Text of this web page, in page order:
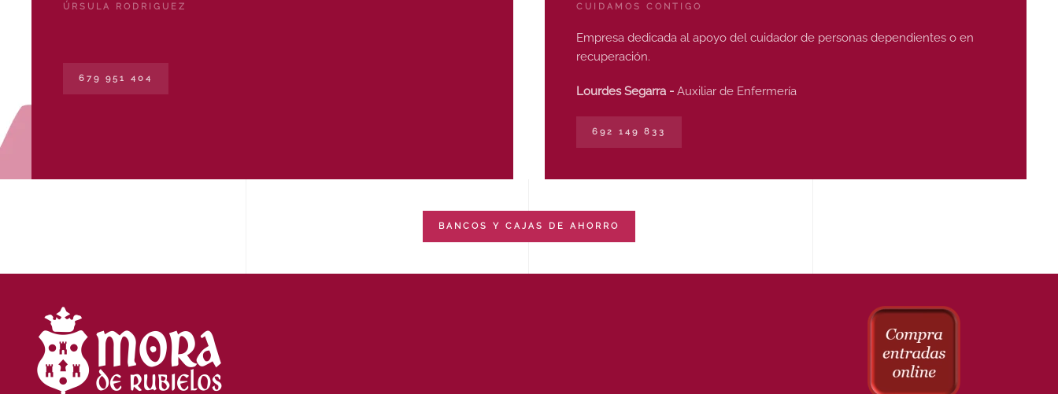
ÚRSULA RODRIGUEZ
679 951 404
CUIDAMOS CONTIGO
Empresa dedicada al apoyo del cuidador de personas dependientes o en
recuperación.
Lourdes Segarra - Auxiliar de Enfermería
692 149 833
BANCOS Y CAJAS DE AHORRO